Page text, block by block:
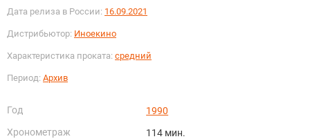
Дата релиза в России: 16.09.2021
Дистрибьютор: Иноекино
Характеристика проката: средний
Период: Архив
Год
1990
Хронометраж
114 мин.